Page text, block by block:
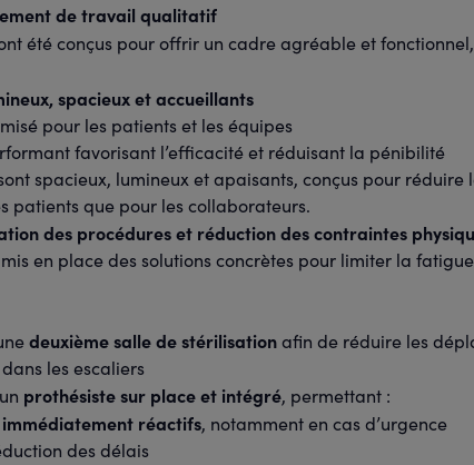
de travail qualitatif
été conçus pour offrir un cadre agréable et
spacieux et accueillants
pour les patients et les équipes
favorisant l’efficacité et réduisant la pénibilité
spacieux, lumineux et apaisants, conçus pour
patients que pour les collaborateurs.
des procédures et réduction des contraintes
mis en place des solutions concrètes pour limiter la
deuxième salle de stérilisationafin de réduire les
les escaliers
prothésiste sur place et intégré, permettant :
immédiatement réactifs, notamment en cas d’urgence
des délais